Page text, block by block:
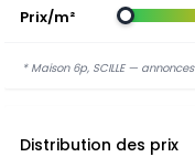
Prix/m²
* Maison 6p, SCILLE —
Distribution des prix